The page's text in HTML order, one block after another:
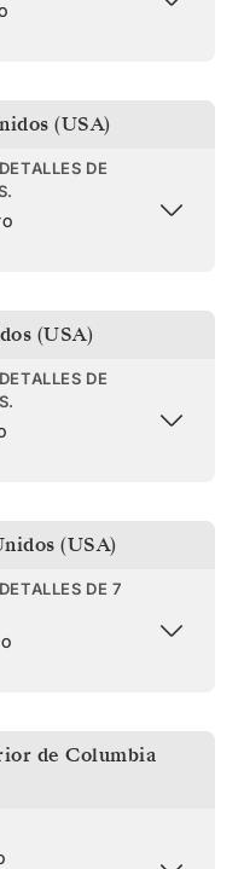
(USA)
DE
(USA)
DE
(USA)
DE 7
de Columbia